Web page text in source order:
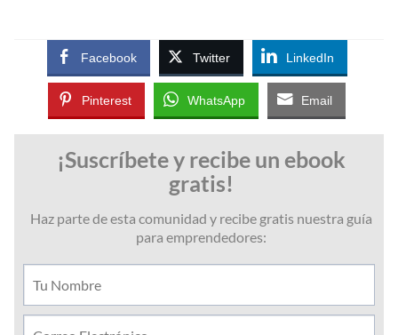
Facebook Twitter LinkedIn
Pinterest WhatsApp Email